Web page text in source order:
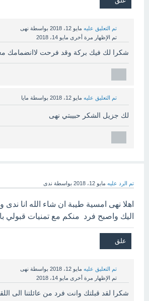
تم التعليق عليه مايو 12، 2018 بواسطة نهى
تم الإظهار مرة أخرى مايو 14، 2018
شكرا لك فيك بركة وقد فرحت لاانضمامك
تم التعليق عليه مايو 12، 2018 بواسطة مايا
لك جزيل الشكر حبيبتي نهى
تم الرد عليه مايو 12، 2018 بواسطة ندى
اهلا نهى امسية طيبة ان شاء الله انا ندى
اليك واصبح فرد منكم مع تمنيات قبولي
تم التعليق عليه مايو 12، 2018 بواسطة نهى
تم الإظهار مرة أخرى مايو 14، 2018
شكرا لقد قبلتك وانت فرد من عائلتنا الى